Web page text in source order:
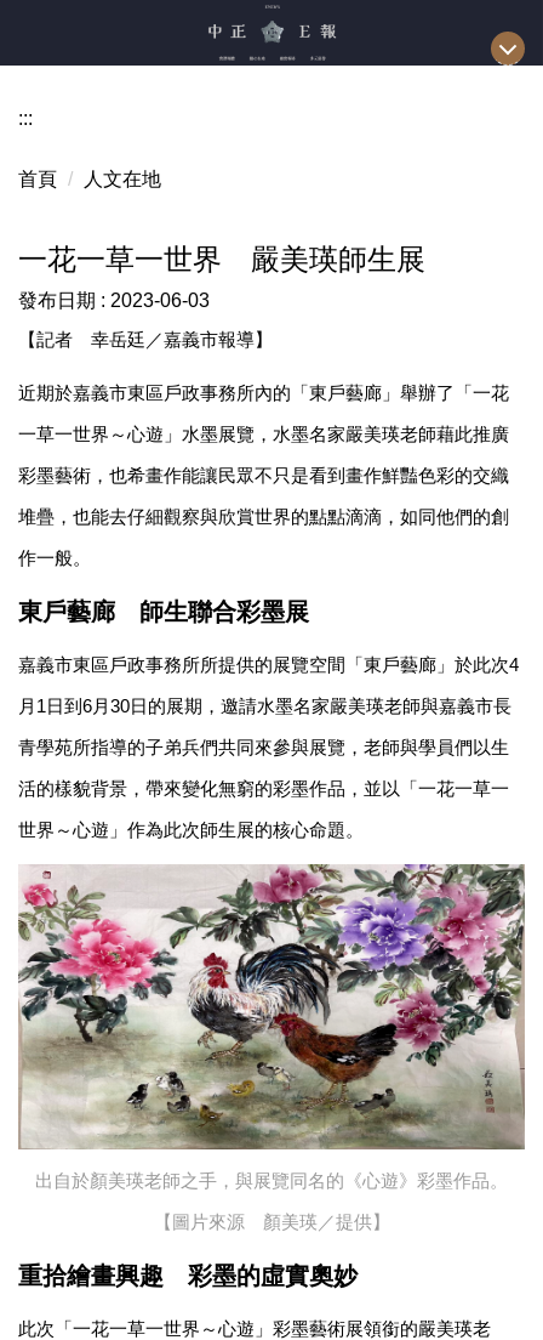
區
:::
首頁 人文在地
一花一草一世界 嚴美瑛師生展
發布日期 : 2023-06-03
【記者 幸岳廷／嘉義市報導】
近期於嘉義市東區戶政事務所內的「東戶藝廊」舉辦了「一花
一草一世界～心遊」水墨展覽，水墨名家嚴美瑛老師藉此推廣
彩墨藝術，也希畫作能讓民眾不只是看到畫作鮮豔色彩的交織
堆疊，也能去仔細觀察與欣賞世界的點點滴滴，如同他們的創
作一般。
東戶藝廊 師生聯合彩墨展
嘉義市東區戶政事務所所提供的展覽空間「東戶藝廊」於此次4
月1日到6月30日的展期，邀請水墨名家嚴美瑛老師與嘉義市長
青學苑所指導的子弟兵們共同來參與展覽，老師與學員們以生
活的樣貌背景，帶來變化無窮的彩墨作品，並以「一花一草一
世界～心遊」作為此次師生展的核心命題。
出自於顏美瑛老師之手，與展覽同名的《心遊》彩墨作品。
【圖片來源 顏美瑛／提供】
重拾繪畫興趣 彩墨的虛實奧妙
此次「一花一草一世界～心遊」彩墨藝術展領銜的嚴美瑛老